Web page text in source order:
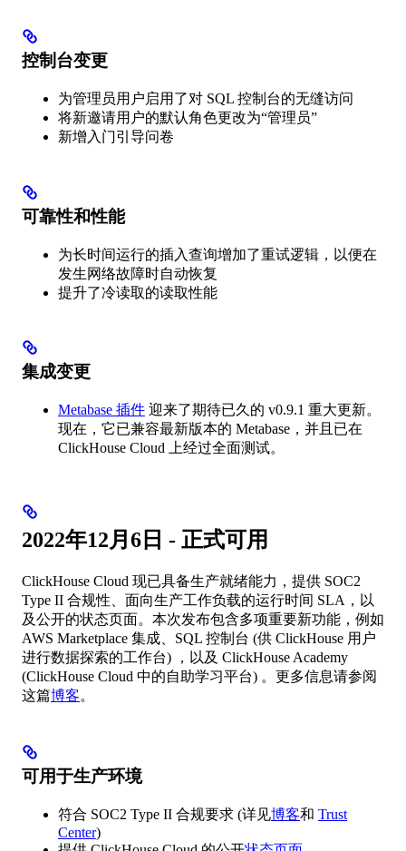
控制台变更
为管理员用户启用了对 SQL 控制台的无缝访问
将新邀请用户的默认角色更改为“管理员”
新增入门引导问卷
可靠性和性能
为长时间运行的插入查询增加了重试逻辑，以便在
发生网络故障时自动恢复
提升了冷读取的读取性能
集成变更
Metabase 插件 迎来了期待已久的 v0.9.1 重大更新。
现在，它已兼容最新版本的 Metabase，并且已在
ClickHouse Cloud 上经过全面测试。
2022年12月6日 - 正式可用
ClickHouse Cloud 现已具备生产就绪能力，提供 SOC2
Type II 合规性、面向生产工作负载的运行时间 SLA，以
及公开的状态页面。本次发布包含多项重要新功能，例如
AWS Marketplace 集成、SQL 控制台 (供 ClickHouse 用户
进行数据探索的工作台) ，以及 ClickHouse Academy
(ClickHouse Cloud 中的自助学习平台) 。更多信息请参阅
这篇博客。
可用于生产环境
符合 SOC2 Type II 合规要求 (详见博客和 Trust
Center)